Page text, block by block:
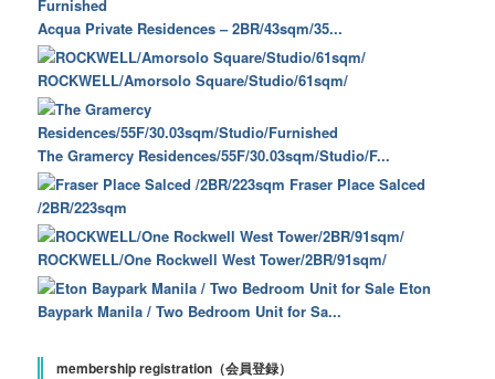
Acqua Private Residences – 2BR/43sqm/35...
ROCKWELL/Amorsolo Square/Studio/61sqm/
The Gramercy Residences/55F/30.03sqm/Studio/F...
Fraser Place Salced
/2BR/223sqm
ROCKWELL/One Rockwell West Tower/2BR/91sqm/
Eton
Baypark Manila / Two Bedroom Unit for Sa...
membership registration（会員登録）